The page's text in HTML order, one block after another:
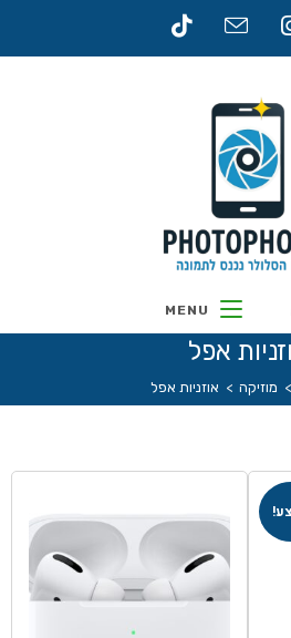
MENU
אפל
> מוזיקה > אוזניות אפל